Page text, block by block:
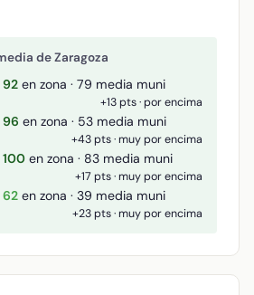
de Zaragoza
92 en zona · 79 media muni
+13 pts · por encima
96 en zona · 53 media muni
+43 pts · muy por encima
100 en zona · 83 media muni
+17 pts · muy por encima
62 en zona · 39 media muni
+23 pts · muy por encima